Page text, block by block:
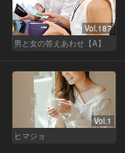
Vol.187
男と女の答えあわせ【A】
Vol.1
ヒマジョ